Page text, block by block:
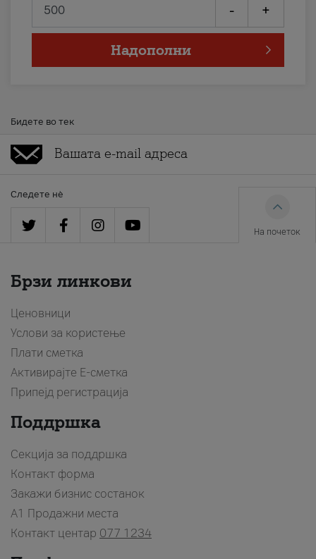
- +
Надополни
Бидете во тек
Следете нè
На почеток
Брзи линкови
Ценовници
Услови за користење
Плати сметка
Активирајте Е-сметка
Припејд регистрација
Поддршка
Секција за поддршка
Контакт форма
Закажи бизнис состанок
A1 Продажни места
Контакт центар 077 1234